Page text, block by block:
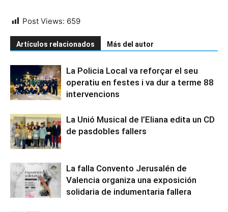
Post Views: 659
Artículos relacionados Más del autor
La Policia Local va reforçar el seu
operatiu en festes i va dur a terme 88
intervencions
La Unió Musical de l’Eliana edita un CD
de pasdobles fallers
La falla Convento Jerusalén de
Valencia organiza una exposición
solidaria de indumentaria fallera